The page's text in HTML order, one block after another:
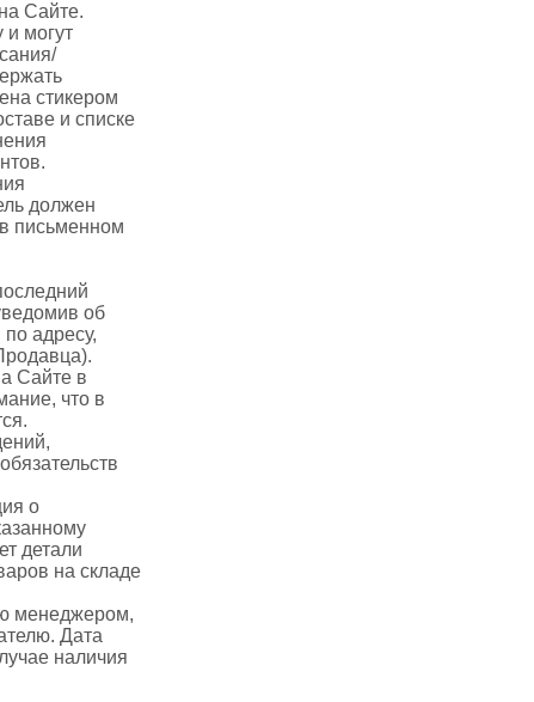
Сайте.
могут
стикером
и списке
должен
письменном
об
адресу,
Сайте в
что в
о
детали
на складе
менеджером,
Дата
наличия